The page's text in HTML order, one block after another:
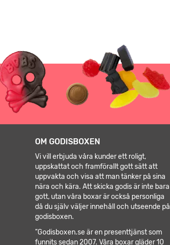
OM GODISBOXEN
Vi vill erbjuda våra kunder ett roligt,
uppskattat och framförallt gott sätt att
uppvakta och visa att man tänker på sina
nära och kära. Att skicka godis är inte bara
gott, utan våra boxar är också personliga
då du själv väljer innehåll och utseende på
godisboxen.
”Godisboxen.se är en presenttjänst som
funnits sedan 2007. Våra boxar gläder 10